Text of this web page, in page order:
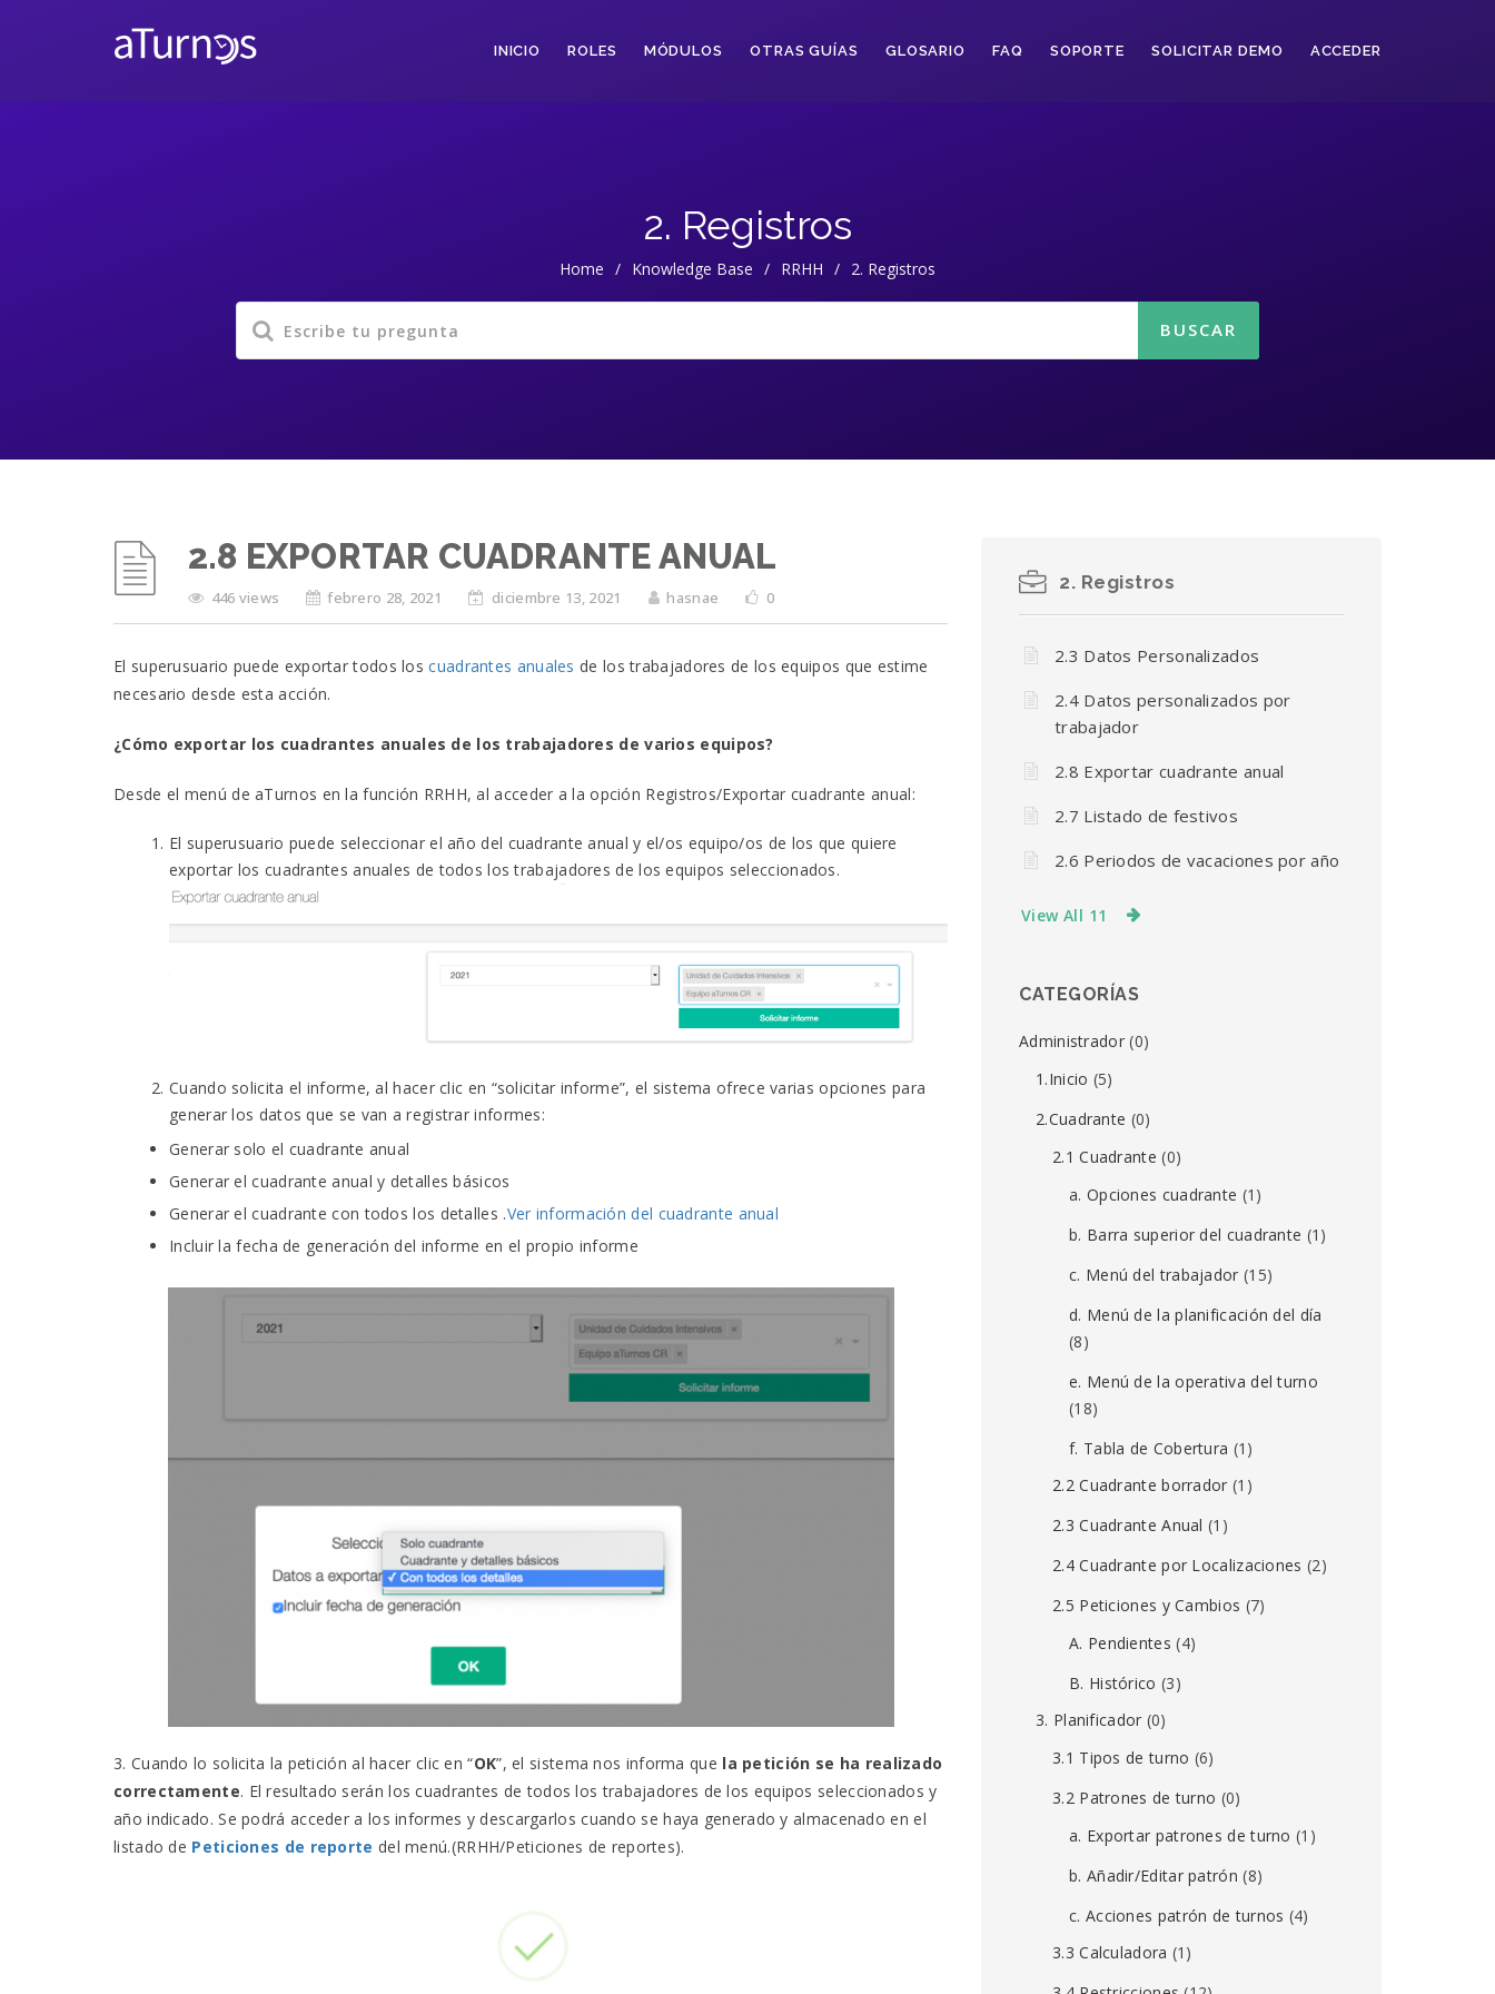
INICIO ROLES MÓDULOS OTRAS GUÍAS GLOSARIO FAQ SOPORTE SOLICITAR DEMO ACCEDER
2. Registros
Home / Knowledge Base / RRHH / 2. Registros
2.8 EXPORTAR CUADRANTE ANUAL
446 views febrero 28, 2021 diciembre 13, 2021 hasnae 0
El superusuario puede exportar todos loscuadrantes anuales de los trabajadores de los equipos que estime
necesario desde esta acción.
¿Cómo exportar los cuadrantes anuales de los trabajadores de varios equipos?
Desde el menú de aTurnos en la función RRHH, al acceder a la opción Registros/Exportar cuadrante anual:
El superusuario puede seleccionar el año del cuadrante anual y el/os equipo/os de los que quiere
exportar los cuadrantes anuales de todos los trabajadores de los equipos seleccionados.
Cuando solicita el informe, al hacer clic en “solicitar informe”, el sistema ofrece varias opciones para
generar los datos que se van a registrar informes:
Generar solo el cuadrante anual
Generar el cuadrante anual y detalles básicos
Generar el cuadrante con todos los detalles .Ver información del cuadrante anual
Incluir la fecha de generación del informe en el propio informe
3. Cuando lo solicita la petición al hacer clic en “OK”, el sistema nos informa que la petición se ha realizado
correctamente. El resultado serán los cuadrantes de todos los trabajadores de los equipos seleccionados y
año indicado. Se podrá acceder a los informes y descargarlos cuando se haya generado y almacenado en el
listado de Peticiones de reporte del menú.(RRHH/Peticiones de reportes).
2. Registros
2.3 Datos Personalizados
2.4 Datos personalizados por
trabajador
2.8 Exportar cuadrante anual
2.7 Listado de festivos
2.6 Periodos de vacaciones por año
View All 11
CATEGORÍAS
Administrador(0)
1.Inicio (5)
2.Cuadrante (0)
2.1 Cuadrante (0)
a. Opciones cuadrante (1)
b. Barra superior del cuadrante (1)
c. Menú del trabajador (15)
d. Menú de la planificación del día
(8)
e. Menú de la operativa del turno
(18)
f. Tabla de Cobertura (1)
2.2 Cuadrante borrador (1)
2.3 Cuadrante Anual (1)
2.4 Cuadrante por Localizaciones (2)
2.5 Peticiones y Cambios (7)
A. Pendientes (4)
B. Histórico (3)
3. Planificador (0)
3.1 Tipos de turno (6)
3.2 Patrones de turno (0)
a. Exportar patrones de turno (1)
b. Añadir/Editar patrón (8)
c. Acciones patrón de turnos (4)
3.3 Calculadora (1)